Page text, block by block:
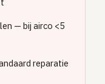
— bij airco <5
reparatie